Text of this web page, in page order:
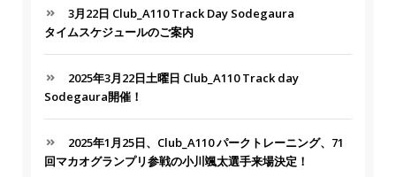
f
o
3月22日 Club_A110 Track Day Sodegaura
タイムスケジュールのご案内
2025年3月22日土曜日 Club_A110 Track day
Sodegaura開催！
2025年1月25日、Club_A110 パークトレーニング、71
回マカオグランプリ参戦の小川颯太選手来場決定！